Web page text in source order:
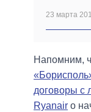
23 марта
Напомним,
договоры с
Ryanair о